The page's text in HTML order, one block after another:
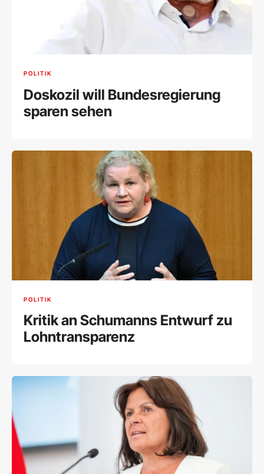
POLITIK
Doskozil will Bundesregierung
sparen sehen
POLITIK
Kritik an Schumanns Entwurf zu
Lohntransparenz